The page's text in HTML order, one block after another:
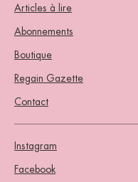
Articles à lire
Abonnements
Boutique
Regain Gazette
Contact
Instagram
Facebook